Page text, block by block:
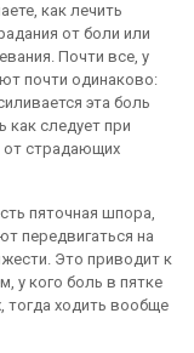
как лечить
от боли или
Почти все, у
почти одинаково:
эта боль
как следует при
страдающих
пяточная шпора,
передвигаться на
Это приводит к
у кого боль в пятке
тогда ходить вообще